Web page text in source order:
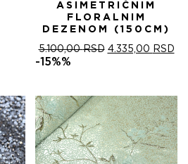
ASIMETRIČNIM
FLORALNIM
DEZENOM (150CM)
5.100,00RSD ОРИГИНАЛНА
5.100,00 RSD.
4.335,00 RSD
-15%%